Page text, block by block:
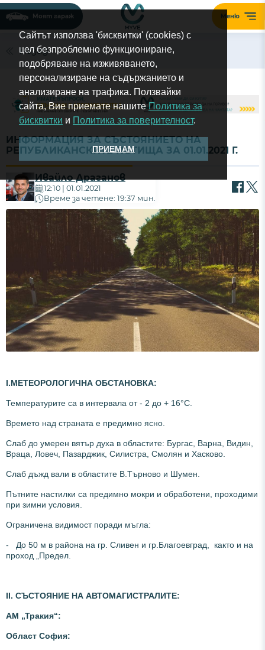
Сайтът използва 'бисквитки' (cookies) с
цел безпроблемно функциониране,
подобряване на изживяването,
персонализиране на съдържанието и
анализиране на трафика. Ползвайки
сайта, Вие приемате нашитеПолитика за
бисквитки и Политика за поверителност.
ПРИЕМАМ
Меню
Моят гараж
Назад
ИНФОРМАЦИЯ ЗА СЪСТОЯНИЕТО НА
РЕПУБЛИКАНСКИТЕ ПЪТИЩА ЗА 01.01.2021 Г.
Ивайло Драганов
12:10 | 01.01.2021
Време за четене: 19:37 мин.
І.МЕТЕОРОЛОГИЧНА ОБСТАНОВКА:
Температурите са в интервала от - 2 до + 16°С.
Времето над страната е предимно ясно.
Слаб до умерен вятър духа в областите: Бургас, Варна, Видин,
Враца, Ловеч, Пазарджик, Силистра, Смолян и Хасково.
Слаб дъжд вали в областите В.Търново и Шумен.
Пътните настилки са предимно мокри и обработени, проходими
при зимни условия.
Ограничена видимост поради мъгла:
- До 50 м в района на гр. Сливен и гр.Благоевград, както и на
проход „Предел.
ІІ. СЪСТОЯНИЕ НА АВТОМАГИСТРАЛИТЕ:
АМ „Тракия“:
Област София: